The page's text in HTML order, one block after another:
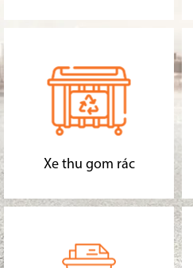
Xe thu gom rác